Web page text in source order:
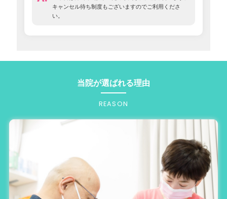
キャンセル待ち制度もございますのでご利用くださ
い。
当院が選ばれる理由
REASON